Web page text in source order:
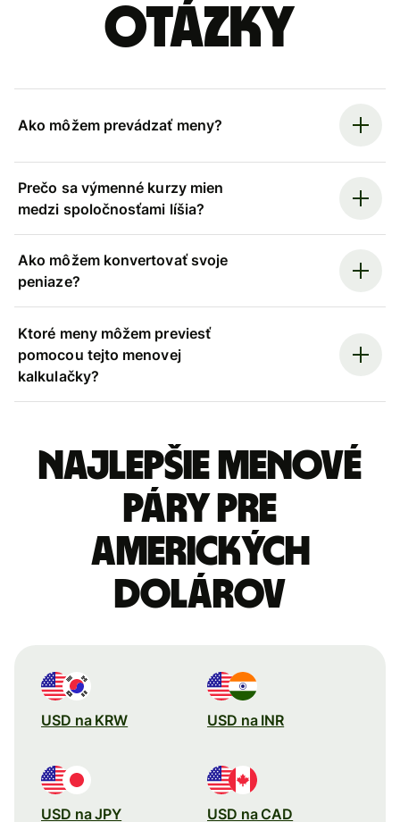
otázky
Ako môžem prevádzať meny?
Prečo sa výmenné kurzy mien
medzi spoločnosťami líšia?
Ako môžem konvertovať svoje
peniaze?
Ktoré meny môžem previesť
pomocou tejto menovej
kalkulačky?
Najlepšie menové
páry pre
Amerických
dolárov
USD na KRW USD na INR
USD na JPY USD na CAD